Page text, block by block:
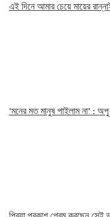
এই দিনে আমার চেয়ে মায়ের
‘মনের মত মানুষ পাইলাম না’ :